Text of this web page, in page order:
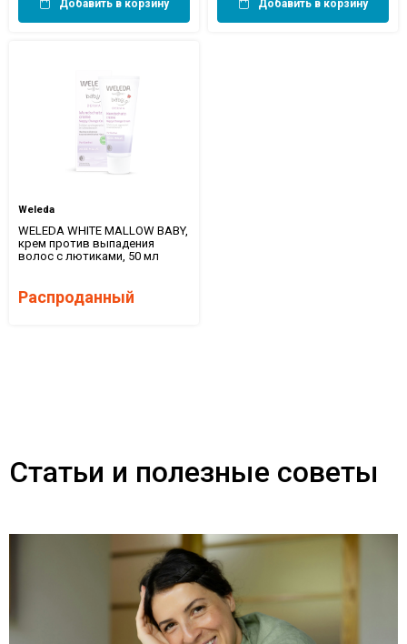
Добавить в корзину Добавить в корзину
Weleda
WELEDA WHITE MALLOW BABY,
крем против выпадения
волос с лютиками, 50 мл
Распроданный
Статьи и полезные советы